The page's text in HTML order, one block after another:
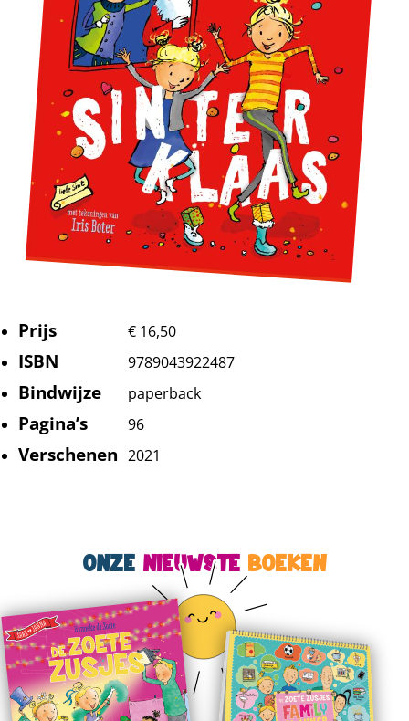
Prijs € 16,50
ISBN 9789043922487
Bindwijze paperback
Pagina’s 96
Verschenen 2021
ONZE NIEUWSTE BOEKEN